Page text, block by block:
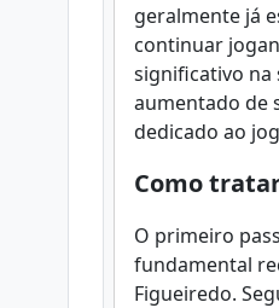
geralmente já
continuar
significativo na
aumentado de
dedicado ao
Como
O primeiro
fundamental
Figueiredo.